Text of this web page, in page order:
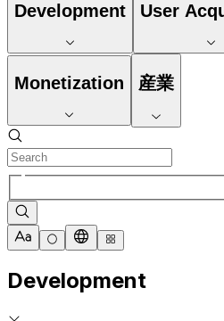
Development User
Monetization 産業
Development